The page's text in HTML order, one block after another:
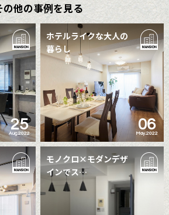
の他の事例を見る
25
Aug.2022
ホテルライクな大人の
暮らし
06
May.2022
モノクロ×モダンデザ
インでス…